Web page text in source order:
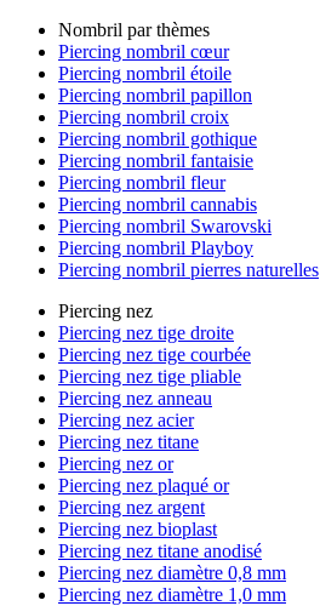
Nombril par thèmes
Piercing nombril cœur
Piercing nombril étoile
Piercing nombril papillon
Piercing nombril croix
Piercing nombril gothique
Piercing nombril fantaisie
Piercing nombril fleur
Piercing nombril cannabis
Piercing nombril Swarovski
Piercing nombril Playboy
Piercing nombril pierres naturelles
Piercing nez
Piercing nez tige droite
Piercing nez tige courbée
Piercing nez tige pliable
Piercing nez anneau
Piercing nez acier
Piercing nez titane
Piercing nez or
Piercing nez plaqué or
Piercing nez argent
Piercing nez bioplast
Piercing nez titane anodisé
Piercing nez diamètre 0,8 mm
Piercing nez diamètre 1,0 mm